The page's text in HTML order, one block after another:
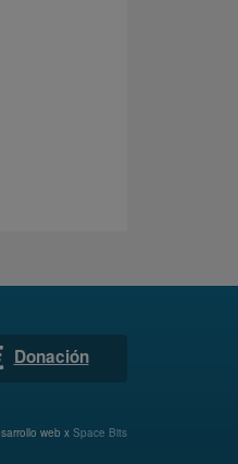
Donación
web x Space Bits